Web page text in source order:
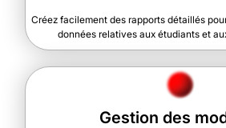
Créez facilement des rapports détaillés
données relatives aux étudiants et
Gestion des